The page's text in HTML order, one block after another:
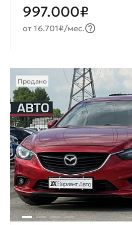
997.000₽
от 16.701₽/мес.
Продано